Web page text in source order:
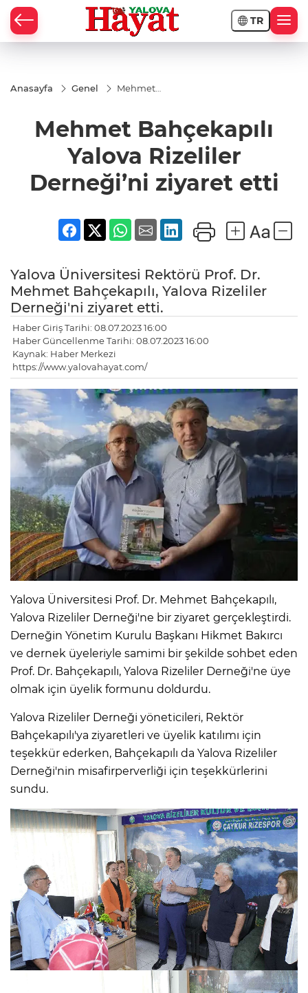
TR
Anasayfa Genel
Mehmet
Rizeliler
Derneği’ni
Mehmet Bahçekapılı
Yalova Rizeliler
Derneği’ni ziyaret etti
Yalova Üniversitesi Rektörü Prof. Dr.
Mehmet Bahçekapılı, Yalova Rizeliler
Derneği'ni ziyaret etti.
Haber Giriş Tarihi: 08.07.2023 16:00
Haber Güncellenme Tarihi: 08.07.2023 16:00
Kaynak: Haber Merkezi
https://www.yalovahayat.com/
Yalova Üniversitesi Prof. Dr. Mehmet Bahçekapılı,
Yalova Rizeliler Derneği'ne bir ziyaret gerçekleştirdi.
Derneğin Yönetim Kurulu Başkanı Hikmet Bakırcı
ve dernek üyeleriyle samimi bir şekilde sohbet eden
Prof. Dr. Bahçekapılı, Yalova Rizeliler Derneği'ne üye
olmak için üyelik formunu doldurdu.
Yalova Rizeliler Derneği yöneticileri, Rektör
Bahçekapılı'ya ziyaretleri ve üyelik katılımı için
teşekkür ederken, Bahçekapılı da Yalova Rizeliler
Derneği'nin misafirperverliği için teşekkürlerini
sundu.